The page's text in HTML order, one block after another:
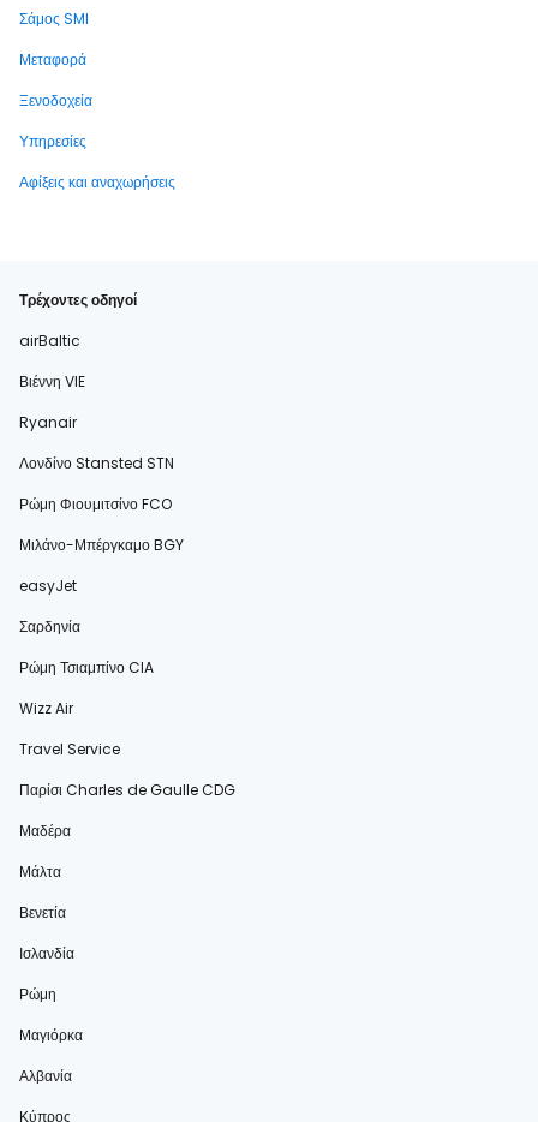
Σάμος SMI
Μεταφορά
Ξενοδοχεία
Υπηρεσίες
Αφίξεις και αναχωρήσεις
Τρέχοντες οδηγοί
airBaltic
Βιέννη VIE
Ryanair
Λονδίνο Stansted STN
Ρώμη Φιουμιτσίνο FCO
Μιλάνο-Μπέργκαμο BGY
easyJet
Σαρδηνία
Ρώμη Τσιαμπίνο CIA
Wizz Air
Travel Service
Παρίσι Charles de Gaulle CDG
Μαδέρα
Μάλτα
Βενετία
Ισλανδία
Ρώμη
Μαγιόρκα
Αλβανία
Κύπρος